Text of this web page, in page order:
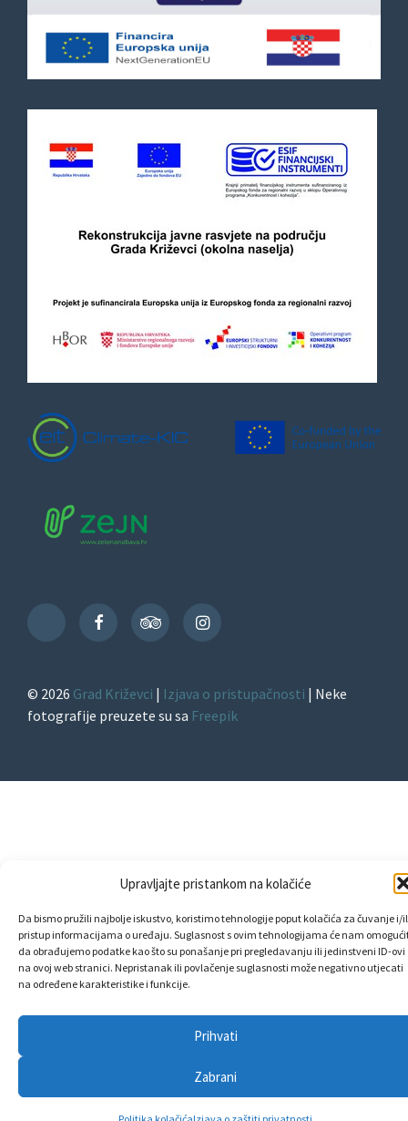
Upravljajte pristankom na kolačiće
Da bismo pružili najbolje iskustvo, koristimo tehnologije poput kolačića za čuvanje i/
pristup informacijama o uređaju. Suglasnost s ovim tehnologijama će nam
da obrađujemo podatke kao što su ponašanje pri pregledavanju ili jedinstveni ID-ovi
na ovoj web stranici. Nepristanak ili povlačenje suglasnosti može negativno utjecati
na određene karakteristike i funkcije.
Prihvati
Zabrani
TikTok
FacebookTripAdvisorInstagram
© 2026 Grad Križevci | Izjava o pristupačnosti | Neke
fotografije preuzete su sa Freepik